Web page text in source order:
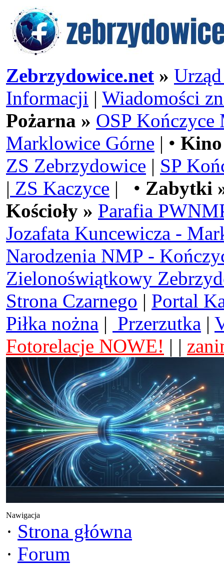
Zebrzydowice.net »
Informacji | Wiadomości
Pożarna » OSP Kończyce
Marklowice Górne | •
ZS Zebrzydowice | SP
| ZS Kaczyce | • Zabytki
Kościoły » Parafia
Jozafata Kuncewicza -
Narodzenia NMP -
Zielonoświątkowy
Strona Czarnego | Portal
Piłka nożna | Przerzutka |
Fotorelacje NOWE! | |
Nawigacja
· Strona główna
· Forum